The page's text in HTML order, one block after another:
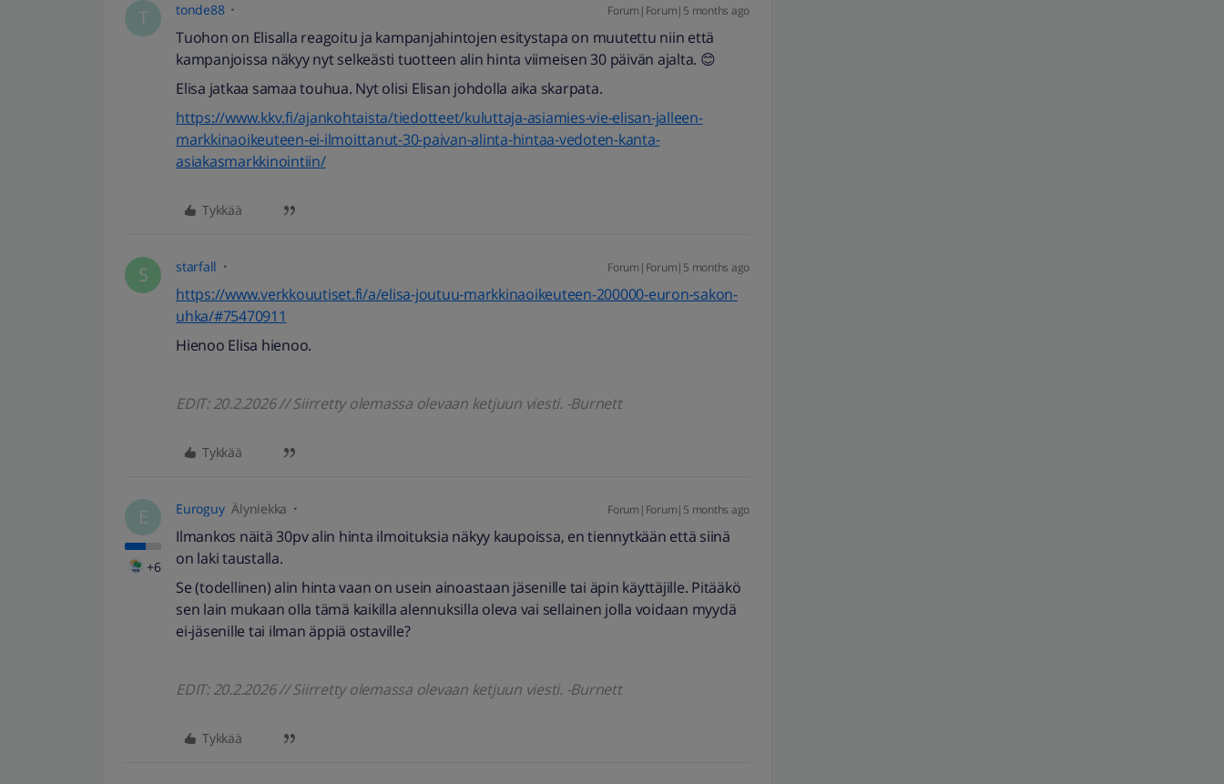
T tonde88 Forum|Forum|5 months ago
Tuohon on Elisalla reagoitu ja kampanjahintojen esitystapa on muutettu niin että
kampanjoissa näkyy nyt selkeästi tuotteen alin hinta viimeisen 30 päivän ajalta. 😊
Elisa jatkaa samaa touhua. Nyt olisi Elisan johdolla aika skarpata.
https://www.kkv.fi/ajankohtaista/tiedotteet/kuluttaja-asiamies-vie-elisan-jalleen-
markkinaoikeuteen-ei-ilmoittanut-30-paivan-alinta-hintaa-vedoten-kanta-
asiakasmarkkinointiin/
Tykkää
S starfall Forum|Forum|5 months ago
https://www.verkkouutiset.fi/a/elisa-joutuu-markkinaoikeuteen-200000-euron-sakon-
uhka/#75470911
Hienoo Elisa hienoo.
EDIT: 20.2.2026 // Siirretty olemassa olevaan ketjuun viesti. -Burnett
Tykkää
E
+6
Euroguy Älyniekka Forum|Forum|5 months ago
Ilmankos näitä 30pv alin hinta ilmoituksia näkyy kaupoissa, en tiennytkään että siinä
on laki taustalla.
Se (todellinen) alin hinta vaan on usein ainoastaan jäsenille tai äpin käyttäjille. Pitääkö
sen lain mukaan olla tämä kaikilla alennuksilla oleva vai sellainen jolla voidaan myydä
ei-jäsenille tai ilman äppiä ostaville?
EDIT: 20.2.2026 // Siirretty olemassa olevaan ketjuun viesti. -Burnett
Tykkää